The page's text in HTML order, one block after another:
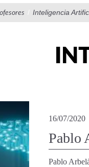
/ Inteligencia
16/07/2020
Pablo
Pablo